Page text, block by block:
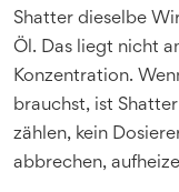
Shatter dieselbe
Öl. Das liegt nicht
Konzentration.
brauchst, ist
zählen, kein
abbrechen,